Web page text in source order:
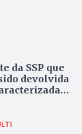
da SSP que
devolvida